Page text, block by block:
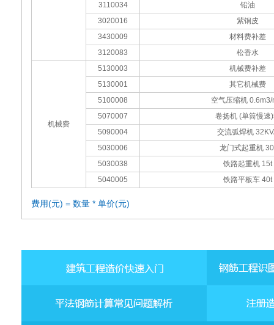
3110034
铅油
3020016
紫铜皮
3430009
材料费补差
3120083
松香水
机械费
5130003
机械费补差
5130001
其它机械费
5100008
空气压缩机 0.6m3/
5070007
卷扬机 (单筒慢速
5090004
交流弧焊机
5030006
龙门式起重机
5030038
铁路起重机 15t
5040005
铁路平板车 40t
费用(元) = 数量 * 单价(元)